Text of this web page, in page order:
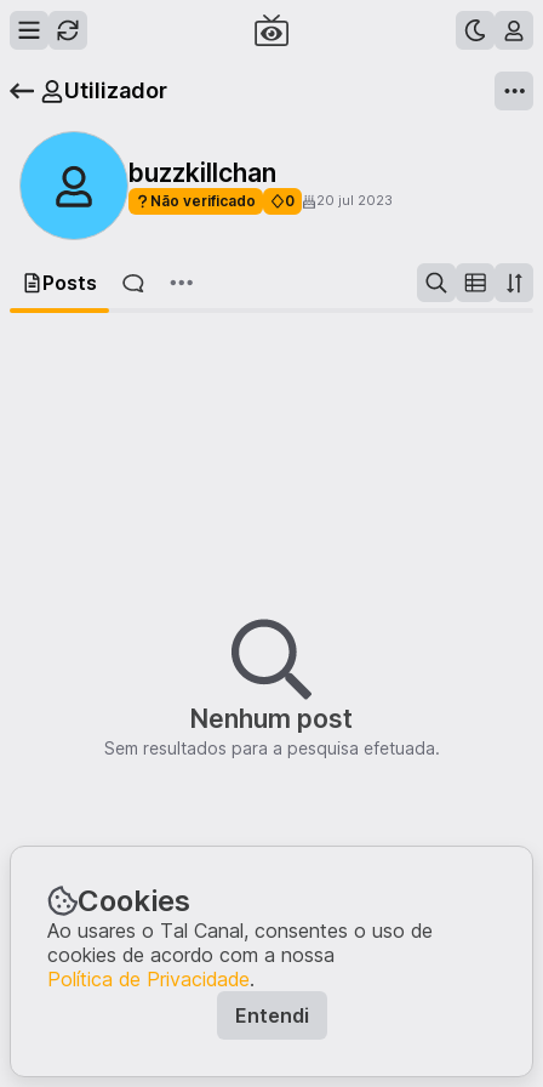
Utilizador
buzzkillchan
Não verificado 0 20 jul 2023
Posts
Nenhum post
Sem resultados para a pesquisa efetuada.
Cookies
Ao usares o Tal Canal, consentes o uso de
cookies de acordo com a nossa
Política de Privacidade.
Entendi